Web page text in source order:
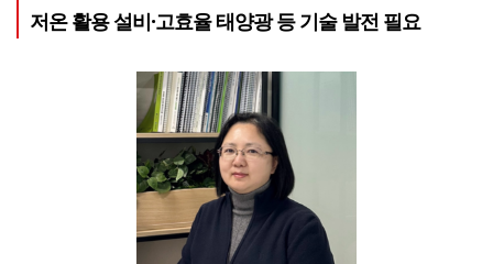
저온 활용 설비·고효율 태양광 등 기술 발전 필요